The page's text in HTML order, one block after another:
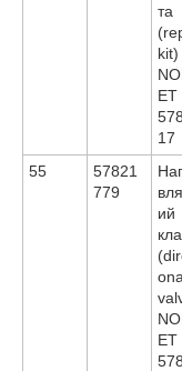
та
kit)
ET
17
55
57821
779
ий
ET